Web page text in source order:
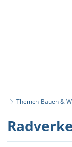
Themen Bauen &